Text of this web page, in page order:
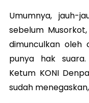
Umumnya, jauh-
sebelum
dimunculkan
punya hak
Ketum KONI
sudah